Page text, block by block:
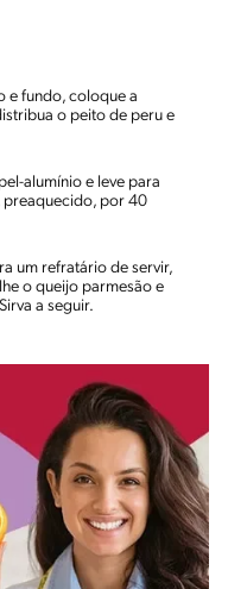
e fundo, coloque a
o peito de peru e
alumínio e leve para
preaquecido, por 40
um refratário de servir,
o queijo parmesão e
a seguir.